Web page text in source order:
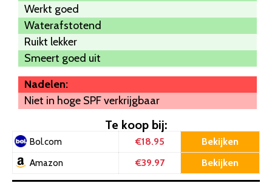
Werkt goed
Waterafstotend
Ruikt lekker
Smeert goed uit
Nadelen:
Niet in hoge SPF verkrijgbaar
Te koop bij:
Bol.com €18.95 Bekijken
Amazon €39.97 Bekijken